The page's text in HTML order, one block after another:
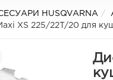
HUSQVARNA
XS 225/22T/20 для